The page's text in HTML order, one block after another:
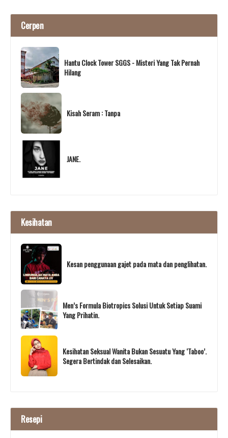
Cerpen
Hantu Clock Tower SGGS - Misteri Yang Tak Pernah
Hilang
Kisah Seram : Tanpa
JANE.
Kesihatan
Kesan penggunaan gajet pada mata dan penglihatan.
Men’s Formula Biotropics Solusi Untuk Setiap Suami
Yang Prihatin.
Kesihatan Seksual Wanita Bukan Sesuatu Yang ‘Taboo’.
Segera Bertindak dan Selesaikan.
Resepi